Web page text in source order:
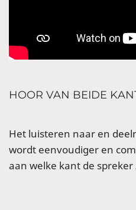
HOOR VAN BEIDE
Het luisteren naar en
wordt eenvoudiger en
aan welke kant de spreker